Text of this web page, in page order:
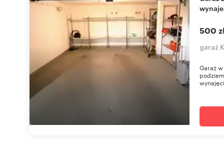
500
garaż
Garaż